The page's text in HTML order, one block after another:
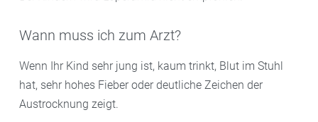
Wann muss ich zum Arzt?
Wenn Ihr Kind sehr jung ist, kaum trinkt, Blut im Stuhl
hat, sehr hohes Fieber oder deutliche Zeichen der
Austrocknung zeigt.